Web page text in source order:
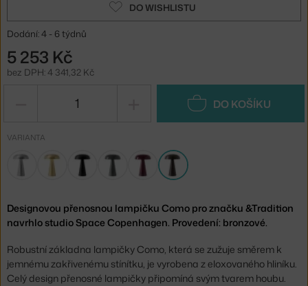
DO WISHLISTU
Dodání: 4 - 6 týdnů
5 253 Kč
bez DPH: 4 341,32 Kč
DO KOŠÍKU
VARIANTA
Designovou přenosnou lampičku Como pro značku &Tradition
navrhlo studio Space Copenhagen. Provedení: bronzové.
Robustní základna lampičky Como, která se zužuje směrem k
jemnému zakřivenému stínítku, je vyrobena z eloxovaného hliníku.
Celý design přenosné lampičky připomíná svým tvarem houbu.